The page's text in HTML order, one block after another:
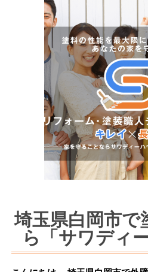
埼玉県白岡市で
ら「サワディ